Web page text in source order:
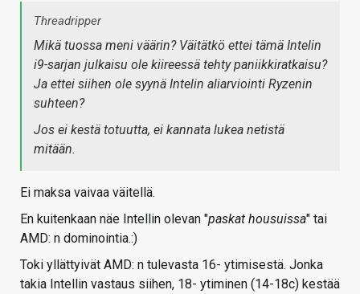
Threadripper
Mikä tuossa meni väärin? Väitätkö ettei tämä Intelin
i9-sarjan julkaisu ole kiireessä tehty paniikkiratkaisu?
Ja ettei siihen ole syynä Intelin aliarviointi Ryzenin
suhteen?
Jos ei kestä totuutta, ei kannata lukea netistä
mitään.
Ei maksa vaivaa väitellä.
En kuitenkaan näe Intellin olevan "paskat housuissa" tai
AMD: n dominointia.:)
Toki yllättyivät AMD: n tulevasta 16- ytimisestä. Jonka
takia Intellin vastaus siihen, 18- ytiminen (14-18c) kestää